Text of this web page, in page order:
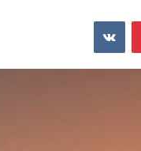
بينتيريست